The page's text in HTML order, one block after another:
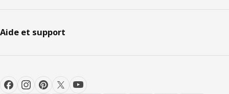
Aide et support